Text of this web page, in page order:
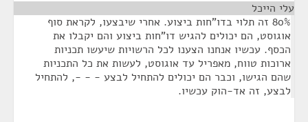
עלי הייכל
80% זה תלוי בדו"חות ביצוע. אחרי שיבצעו, לקראת סוף
אוגוסט, הם יכולים להגיש דו"חות ביצוע והם יקבלו את
הכסף. עכשיו אנחנו הצענו לכל הרשויות שיעשו תכניות
ארוכות טווח, מאפריל עד אוגוסט, לעשות את כל התכניות
שהם הגישו, וכבר הם יכולים להתחיל לבצע - - -, להתחיל
לבצע, זה אד-הוק עכשיו.